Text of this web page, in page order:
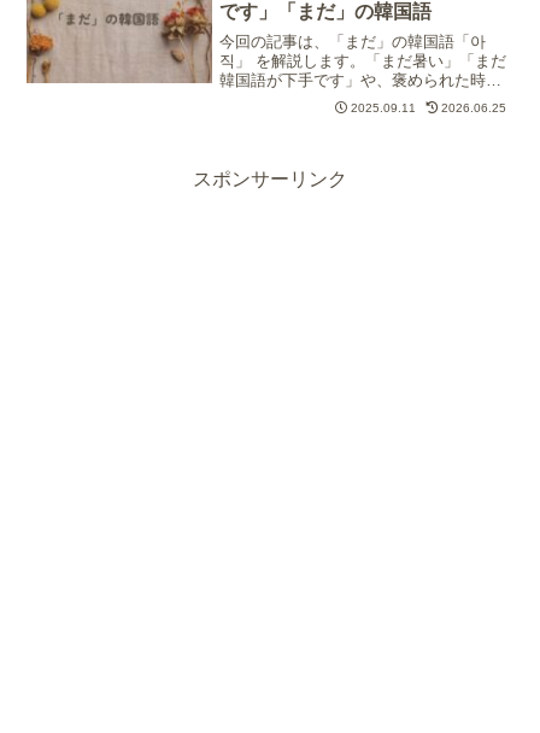
です」「まだ」の韓国語
今回の記事は、「まだ」の韓国語「아
직」 を解説します。「まだ暑い」「まだ
韓国語が下手です」や、褒められた時に
言う「まだまだです」など実際に使う例
文を覚えましょう。同時に、「できな
2025.09.11 2026.06.25
スポンサーリンク